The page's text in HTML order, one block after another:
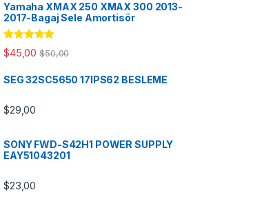
Yamaha XMAX 250 XMAX 300 2013-
2017-Bagaj Sele Amortisör
5 üzerinden
5.00oy aldı
$45,00 $50,00
SEG 32SC5650 17IPS62 BESLEME
$29,00
SONY FWD-S42H1 POWER SUPPLY
EAY51043201
$23,00